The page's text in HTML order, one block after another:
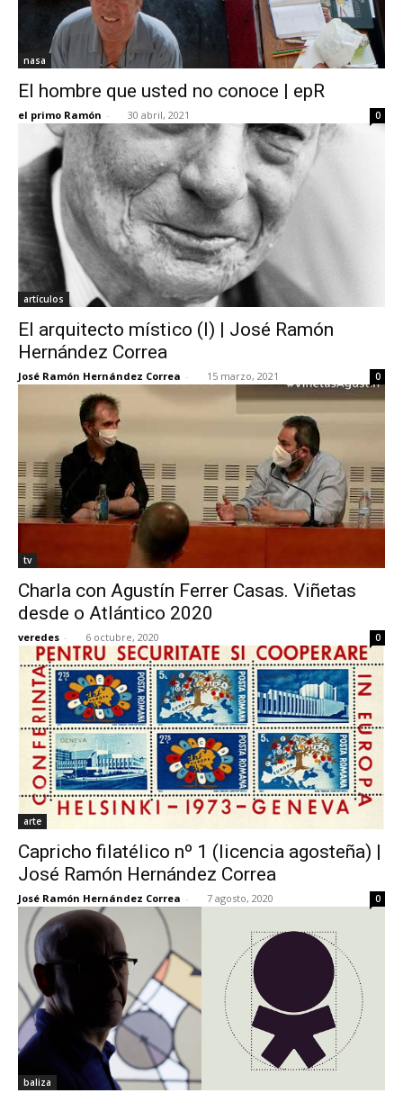
nasa
El hombre que usted no conoce | epR
el primo Ramón - 30 abril, 2021 0
artículos
El arquitecto místico (I) | José Ramón
Hernández Correa
José Ramón Hernández Correa - 15 marzo, 2021 0
tv
Charla con Agustín Ferrer Casas. Viñetas
desde o Atlántico 2020
veredes - 6 octubre, 2020 0
arte
Capricho filatélico nº 1 (licencia agosteña) |
José Ramón Hernández Correa
José Ramón Hernández Correa - 7 agosto, 2020 0
baliza